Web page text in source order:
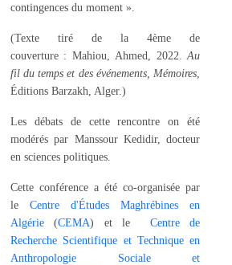
contingences du moment ».
(Texte tiré de la 4ème de
couverture : Mahiou, Ahmed, 2022.
Au
fil du temps et des événements, Mémoires
Éditions Barzakh, Alger.)
Les débats de cette rencontre on été
modérés par Manssour Kedidir, docteur
en sciences politiques.
Cette conférence a été co-organisée par
le Centre d'Études Maghrébines en
Algérie (CEMA) et le Centre de
Recherche Scientifique et Technique en
Anthropologie Sociale et